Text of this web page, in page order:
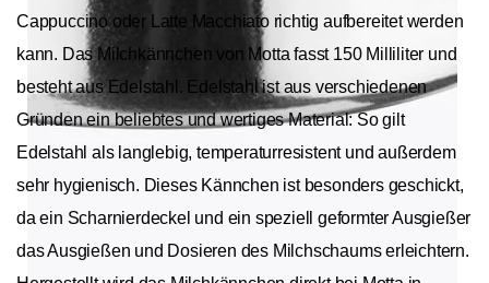
Cappuccino oder Latte Macchiato richtig aufbereitet werden
kann. Das Milchkännchen von Motta fasst 150 Milliliter und
besteht aus Edelstahl. Edelstahl ist aus verschiedenen
Gründen ein beliebtes und wertiges Material: So gilt
Edelstahl als langlebig, temperaturresistent und außerdem
sehr hygienisch. Dieses Kännchen ist besonders geschickt,
da ein Scharnierdeckel und ein speziell geformter Ausgießer
das Ausgießen und Dosieren des Milchschaums erleichtern.